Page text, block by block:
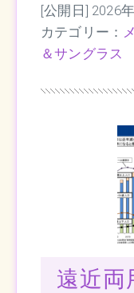
[公開日] 2026
カテゴリー：
＆サングラス
遠近両